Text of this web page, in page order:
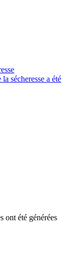
sécheresse a été
ont été générées